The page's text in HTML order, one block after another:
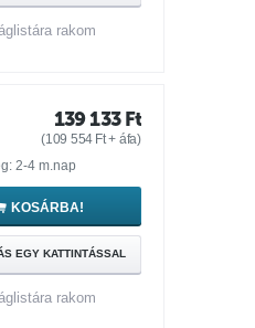
rakom
139 133 Ft
(109 554 Ft+ áfa)
2-4 m.nap
KOSÁRBA!
EGY KATTINTÁSSAL
rakom